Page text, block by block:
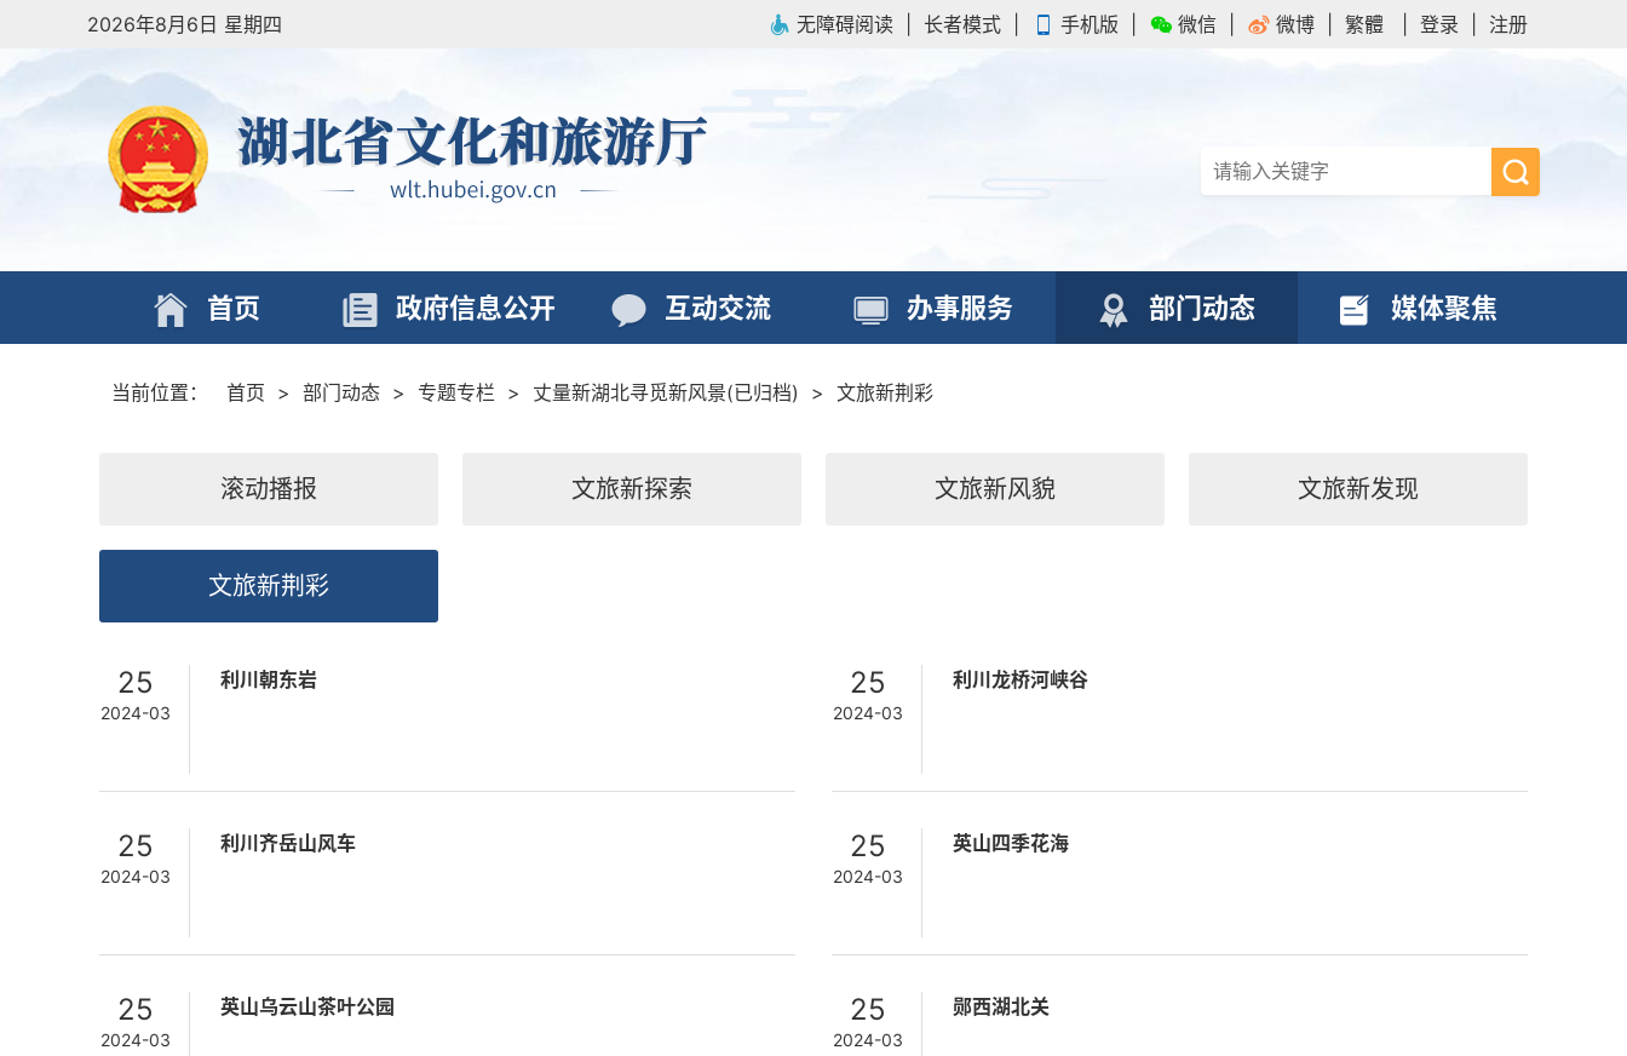
2026年8月6日 星期四 无障碍阅读 长者模式 手机版 微信 微博 繁體 登录 注册
首页 政府信息公开 互动交流 办事服务 部门动态 媒体聚焦
当前位置： 首页 > 部门动态 > 专题专栏 > 丈量新湖北寻觅新风景(已归档) > 文旅新荆彩
滚动播报 文旅新探索 文旅新风貌 文旅新发现
文旅新荆彩
利川朝东岩
25
2024-03
利川龙桥河峡谷
25
2024-03
利川齐岳山风车
25
2024-03
英山四季花海
25
2024-03
英山乌云山茶叶公园
25
2024-03
郧西湖北关
25
2024-03